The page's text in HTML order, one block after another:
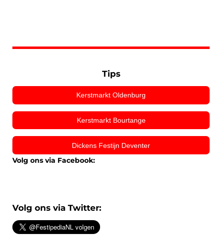
Tips
Kerstmarkt Oldenburg
Kerstmarkt Bourtange
Dickens Festijn Deventer
Volg ons via Facebook:
Volg ons via Twitter: